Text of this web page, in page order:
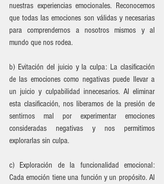
nuestras experiencias emocionales. Reconocemos
que todas las emociones son válidas y necesarias
para comprendernos a nosotros mismos y al
mundo que nos rodea.
b) Evitación del juicio y la culpa: La clasificación
de las emociones como negativas puede llevar a
un juicio y culpabilidad innecesarios. Al eliminar
esta clasificación, nos liberamos de la presión de
sentirnos mal por experimentar emociones
consideradas negativas y nos permitimos
explorarlas sin culpa.
c) Exploración de la funcionalidad emocional:
Cada emoción tiene una función y un propósito. Al